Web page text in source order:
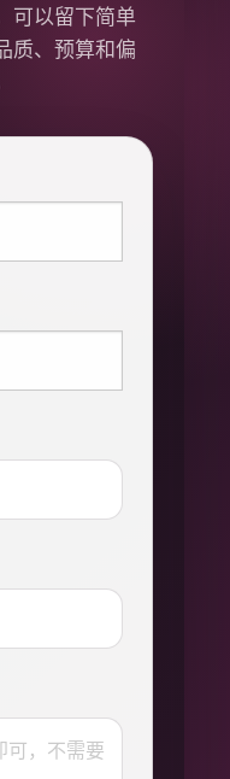
可以留下简单
质、预算和偏